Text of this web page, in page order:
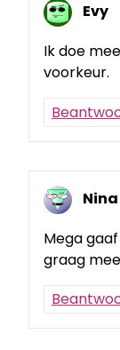
Evy
Ik doe
voorkeur.
Nina
Mega
graag